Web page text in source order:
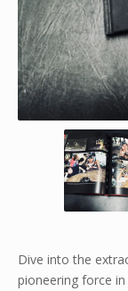
Dive into the
pioneering force